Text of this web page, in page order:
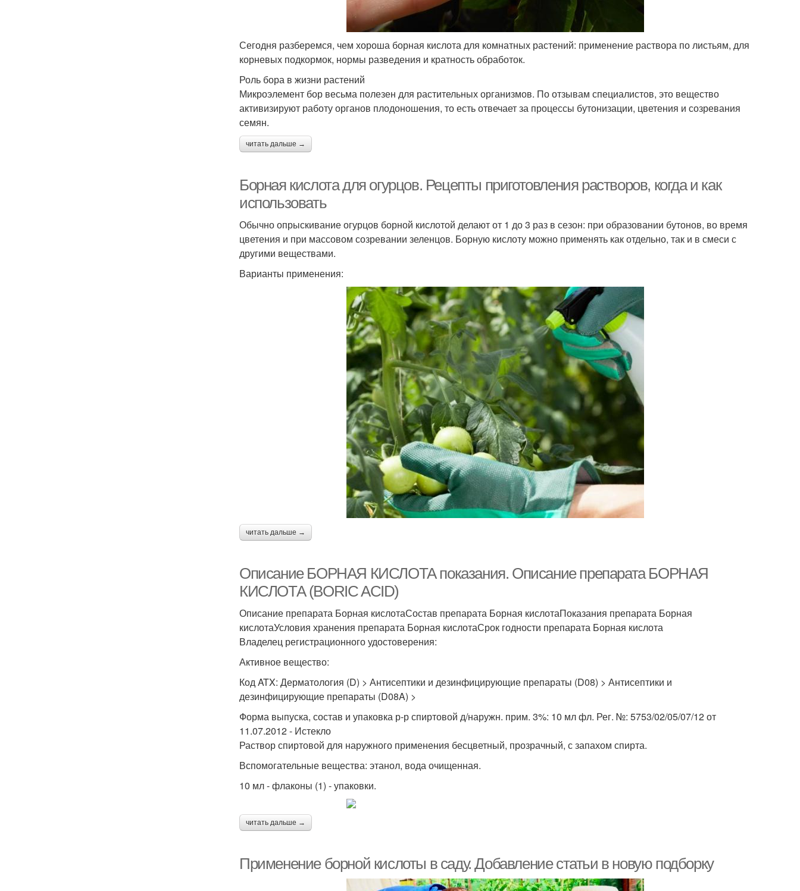
Сегодня разберемся, чем хороша борная кислота для комнатных растений: применение раствора по листьям, для
корневых подкормок, нормы разведения и кратность обработок.
Роль бора в жизни растений
Микроэлемент бор весьма полезен для растительных организмов. По отзывам специалистов, это вещество
активизируют работу органов плодоношения, то есть отвечает за процессы бутонизации, цветения и созревания
семян.
читать дальше →
Борная кислота для огурцов. Рецепты приготовления растворов, когда и как
использовать
Обычно опрыскивание огурцов борной кислотой делают от 1 до 3 раз в сезон: при образовании бутонов, во время
цветения и при массовом созревании зеленцов. Борную кислоту можно применять как отдельно, так и в смеси с
другими веществами.
Варианты применения:
читать дальше →
Описание БОРНАЯ КИСЛОТА показания. Описание препарата БОРНАЯ
КИСЛОТА (BORIC ACID)
Описание препарата Борная кислотаСостав препарата Борная кислотаПоказания препарата Борная
кислотаУсловия хранения препарата Борная кислотаСрок годности препарата Борная кислота
Владелец регистрационного удостоверения:
Активное вещество:
Код ATX: Дерматология (D) > Антисептики и дезинфицирующие препараты (D08) > Антисептики и
дезинфицирующие препараты (D08A) >
Форма выпуска, состав и упаковка р-р спиртовой д/наружн. прим. 3%: 10 мл фл. Рег. №: 5753/02/05/07/12 от
11.07.2012 - Истекло
Раствор спиртовой для наружного применения бесцветный, прозрачный, с запахом спирта.
Вспомогательные вещества: этанол, вода очищенная.
10 мл - флаконы (1) - упаковки.
читать дальше →
Применение борной кислоты в саду. Добавление статьи в новую подборку